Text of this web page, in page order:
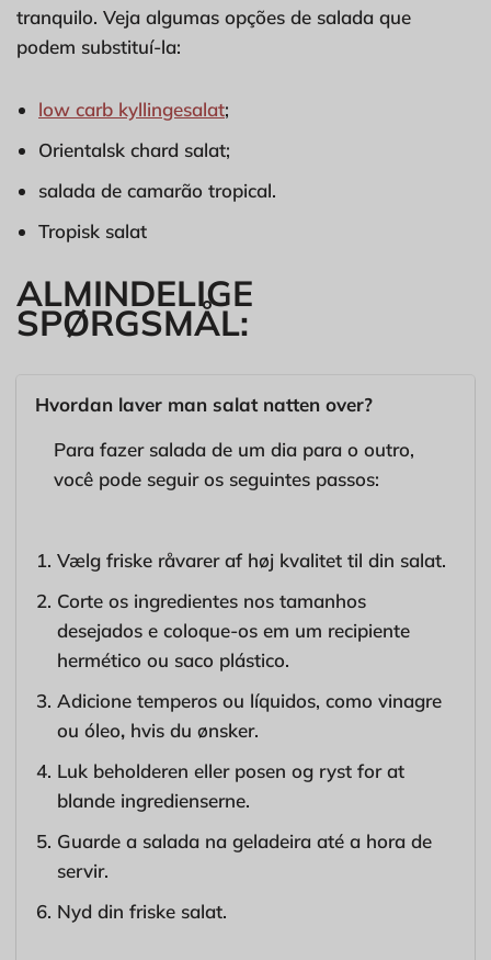
tranquilo. Veja algumas opções de salada que
podem substituí-la:
low carb kyllingesalat;
Orientalsk chard salat;
salada de camarão tropical.
Tropisk salat
ALMINDELIGE
SPØRGSMÅL:
Hvordan laver man salat natten over?
Para fazer salada de um dia para o outro,
você pode seguir os seguintes passos:
Vælg friske råvarer af høj kvalitet til din salat.
Corte os ingredientes nos tamanhos
desejados e coloque-os em um recipiente
hermético ou saco plástico.
Adicione temperos ou líquidos, como vinagre
ou óleo, hvis du ønsker.
Luk beholderen eller posen og ryst for at
blande ingredienserne.
Guarde a salada na geladeira até a hora de
servir.
Nyd din friske salat.